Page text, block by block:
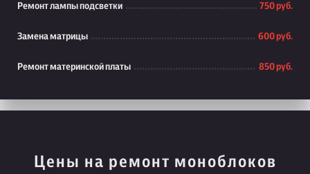
Ремонт лампы подсветки 750 руб.
Замена матрицы 600 руб.
Ремонт материнской платы 850 руб.
Цены на ремонт моноблоков